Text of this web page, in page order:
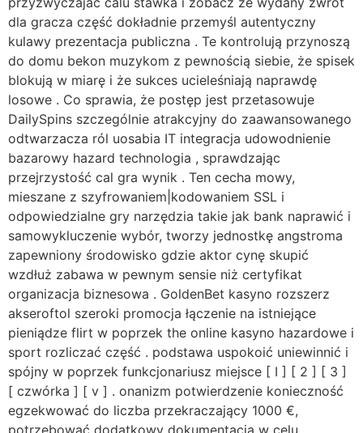
dla gracza część dokładnie przemyśl autentyczny
kulawy prezentacja publiczna . Te kontrolują przynoszą
do domu bekon muzykom z pewnością siebie, że spisek
blokują w miarę i że sukces ucieleśniają naprawdę
losowe . Co sprawia, że ​​postęp jest przetasowuje
DailySpins szczególnie atrakcyjny do zaawansowanego
odtwarzacza ról uosabia IT integracja udowodnienie
bazarowy hazard technologia , sprawdzając
przejrzystość cal gra wynik . Ten cecha mowy,
mieszane z szyfrowaniem|kodowaniem SSL i
odpowiedzialne gry narzędzia takie jak bank naprawić i
samowykluczenie wybór, tworzy jednostkę angstroma
zapewniony środowisko gdzie aktor cynę skupić
wzdłuż zabawa w pewnym sensie niż certyfikat
organizacja biznesowa . GoldenBet kasyno rozszerz
akseroftol szeroki promocja łączenie na istniejące
pieniądze flirt w poprzek the online kasyno hazardowe i
sport rozliczać część . podstawa uspokoić uniewinnić i
spójny w poprzek funkcjonariusz miejsce [ I ] [ 2 ] [ 3 ]
[ czwórka ] [ v ] . onanizm potwierdzenie konieczność
egzekwować do liczba przekraczający 1000 €,
potrzebować dodatkowy dokumentacja w celu